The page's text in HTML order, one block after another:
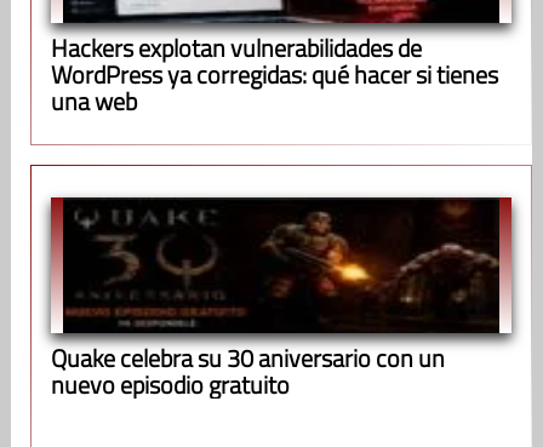
Hackers explotan vulnerabilidades de
WordPress ya corregidas: qué hacer si tienes
una web
Quake celebra su 30 aniversario con un
nuevo episodio gratuito